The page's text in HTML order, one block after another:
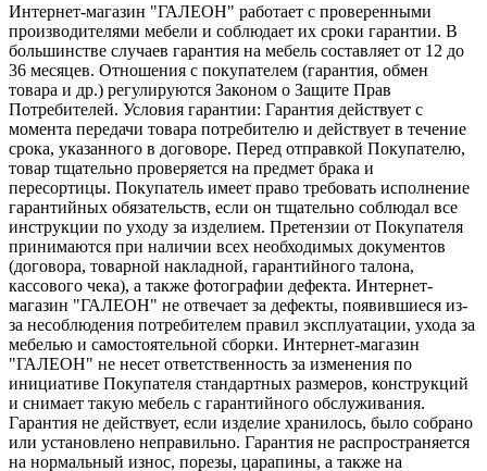
Интернет-магазин "ГАЛЕОН" работает с проверенными
производителями мебели и соблюдает их сроки гарантии. В
большинстве случаев гарантия на мебель составляет от 12 до
36 месяцев. Отношения с покупателем (гарантия, обмен
товара и др.) регулируются Законом о Защите Прав
Потребителей. Условия гарантии: Гарантия действует с
момента передачи товара потребителю и действует в течение
срока, указанного в договоре. Перед отправкой Покупателю,
товар тщательно проверяется на предмет брака и
пересортицы. Покупатель имеет право требовать исполнение
гарантийных обязательств, если он тщательно соблюдал все
инструкции по уходу за изделием. Претензии от Покупателя
принимаются при наличии всех необходимых документов
(договора, товарной накладной, гарантийного талона,
кассового чека), а также фотографии дефекта. Интернет-
магазин "ГАЛЕОН" не отвечает за дефекты, появившиеся из-
за несоблюдения потребителем правил эксплуатации, ухода за
мебелью и самостоятельной сборки. Интернет-магазин
"ГАЛЕОН" не несет ответственность за изменения по
инициативе Покупателя стандартных размеров, конструкций
и снимает такую мебель с гарантийного обслуживания.
Гарантия не действует, если изделие хранилось, было собрано
или установлено неправильно. Гарантия не распространяется
на нормальный износ, порезы, царапины, а также на